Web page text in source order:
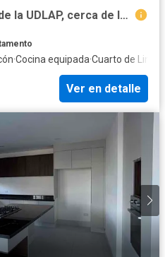
Depto. Amueblado atrás de la UDLAP, cerca de la Berenjena
·Cocina equipada·Cuarto de
Ver en detalle